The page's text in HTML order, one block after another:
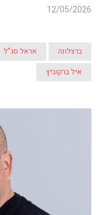
12/05/2026
ברצלונה אראל סג"ל
איל ברקוביץ